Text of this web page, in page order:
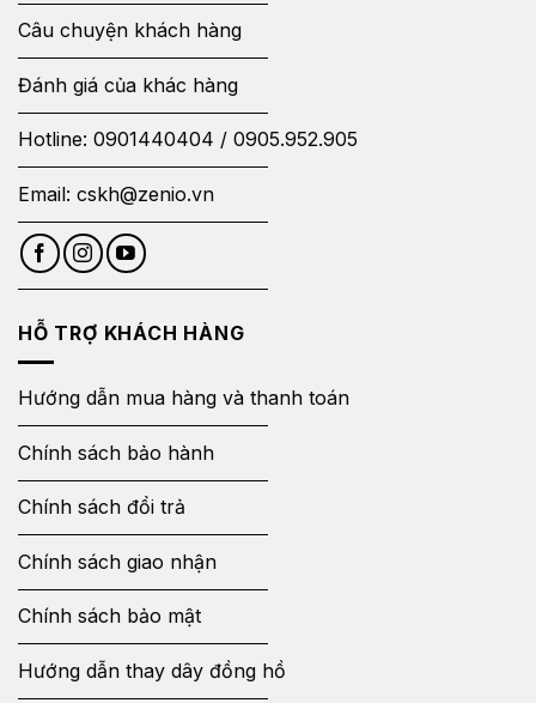
Câu chuyện khách hàng
Đánh giá của khác hàng
Hotline: 0901440404 / 0905.952.905
Email: cskh@zenio.vn
HỖ TRỢ KHÁCH HÀNG
Hướng dẫn mua hàng và thanh toán
Chính sách bảo hành
Chính sách đổi trả
Chính sách giao nhận
Chính sách bảo mật
Hướng dẫn thay dây đồng hồ